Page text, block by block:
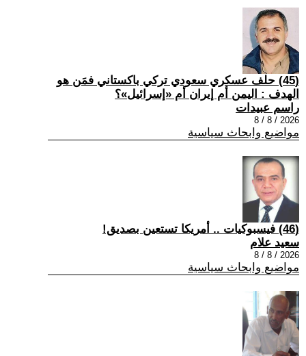
(45) حلف عسكري سعودي تركي باكستاني فمَن هو
الهدف : اليمن أم إيران أم «إسرائيل»؟
راسم عبيدات
2026 / 8 / 8
مواضيع وابحاث سياسية
(46) فيسبوكيات .. أمريكا تستعين بصديق!
سعيد علام
2026 / 8 / 8
مواضيع وابحاث سياسية